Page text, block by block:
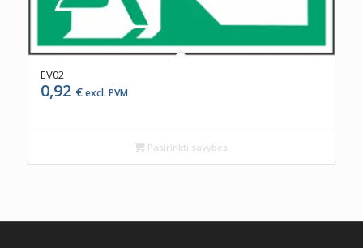
EV02
0,92 €excl. PVM
Pasirinkti savybes